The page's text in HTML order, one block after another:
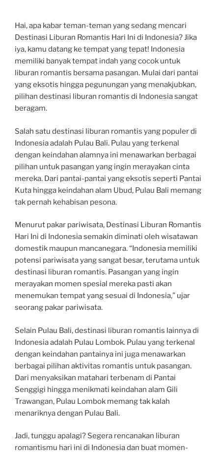
Hai, apa kabar teman-teman yang sedang mencari
Destinasi Liburan Romantis Hari Ini di Indonesia? Jika
iya, kamu datang ke tempat yang tepat! Indonesia
memiliki banyak tempat indah yang cocok untuk
liburan romantis bersama pasangan. Mulai dari pantai
yang eksotis hingga pegunungan yang menakjubkan,
pilihan destinasi liburan romantis di Indonesia sangat
beragam.
Salah satu destinasi liburan romantis yang populer di
Indonesia adalah Pulau Bali. Pulau yang terkenal
dengan keindahan alamnya ini menawarkan berbagai
pilihan untuk pasangan yang ingin merayakan cinta
mereka. Dari pantai-pantai yang eksotis seperti Pantai
Kuta hingga keindahan alam Ubud, Pulau Bali memang
tak pernah kehabisan pesona.
Menurut pakar pariwisata, Destinasi Liburan Romantis
Hari Ini di Indonesia semakin diminati oleh wisatawan
domestik maupun mancanegara. “Indonesia memiliki
potensi pariwisata yang sangat besar, terutama untuk
destinasi liburan romantis. Pasangan yang ingin
merayakan momen spesial mereka pasti akan
menemukan tempat yang sesuai di Indonesia,” ujar
seorang pakar pariwisata.
Selain Pulau Bali, destinasi liburan romantis lainnya di
Indonesia adalah Pulau Lombok. Pulau yang terkenal
dengan keindahan pantainya ini juga menawarkan
berbagai pilihan aktivitas romantis untuk pasangan.
Dari menyaksikan matahari terbenam di Pantai
Senggigi hingga menikmati keindahan alam Gili
Trawangan, Pulau Lombok memang tak kalah
menariknya dengan Pulau Bali.
Jadi, tunggu apalagi? Segera rencanakan liburan
romantismu hari ini di Indonesia dan buat momen-